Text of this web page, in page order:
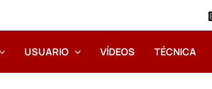
USUARIO VÍDEOS TÉCNICA